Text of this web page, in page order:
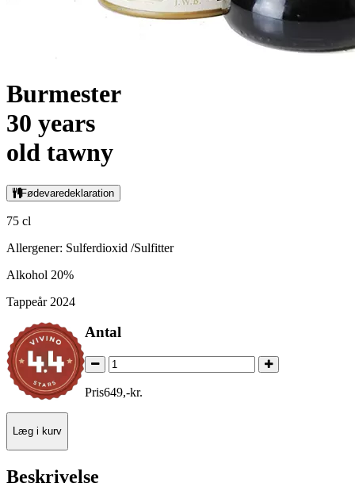
Burmester
30 years
old tawny
Fødevaredeklaration
75 cl
Allergener: Sulferdioxid /Sulfitter
Alkohol 20%
Tappeår 2024
Antal
Pris649,-kr.
Læg i kurv
Beskrivelse